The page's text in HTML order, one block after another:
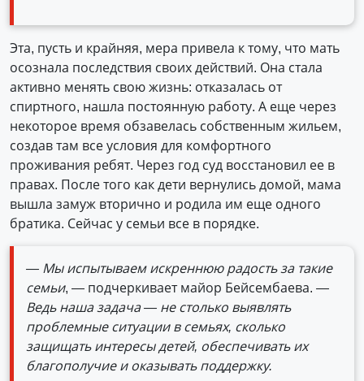
Эта, пусть и крайняя, мера привела к тому, что мать
осознала последствия своих действий. Она стала
активно менять свою жизнь: отказалась от
спиртного, нашла постоянную работу. А еще через
некоторое время обзавелась собственным жильем,
создав там все условия для комфортного
проживания ребят. Через год суд восстановил ее в
правах. После того как дети вернулись домой, мама
вышла замуж вторично и родила им еще одного
братика. Сейчас у семьи все в порядке.
— Мы испытываем искреннюю радость за такие
семьи, — подчеркивает майор Бейсембаева. —
Ведь наша задача — не столько выявлять
проблемные ситуации в семьях, сколько
защищать интересы детей, обеспечивать их
благополучие и оказывать поддержку.